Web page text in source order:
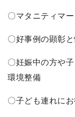
〇マタニティマ
〇好事例の顕彰
〇妊娠中の方や
環境整備
〇子ども連れに